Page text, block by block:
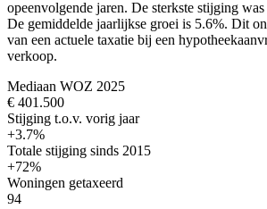
opeenvolgende jaren. De sterkste stijging
De gemiddelde jaarlijkse groei is 5.6%. Dit
van een actuele taxatie bij een
verkoop.
Mediaan WOZ 2025
€ 401.500
Stijging t.o.v. vorig jaar
+3.7%
Totale stijging sinds 2015
+72%
Woningen getaxeerd
94